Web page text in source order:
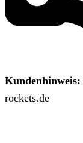
Kundenhinweis:
rockets.de